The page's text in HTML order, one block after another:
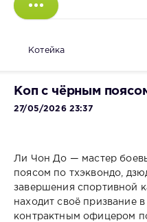
Котейка
Коп с чёрным
27/05/2026 23:37
Ли Чон До — мастер
поясом по тхэквондо,
завершения спортивной
находит своё призвание
контрактным офицером